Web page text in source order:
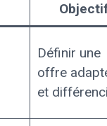
Définir une
offre
et